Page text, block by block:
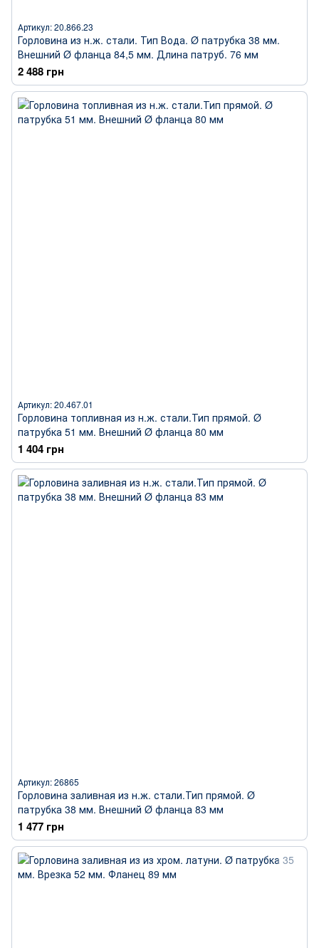
Артикул: 20.866.23
Горловина из н.ж. стали. Тип Вода. Ø патрубка 38 мм.
Внешний Ø фланца 84,5 мм. Длина патруб. 76 мм
2 488 грн
Артикул: 20.467.01
Горловина топливная из н.ж. стали.Тип прямой. Ø
патрубка 51 мм. Внешний Ø фланца 80 мм
1 404 грн
Артикул: 26865
Горловина заливная из н.ж. стали.Тип прямой. Ø
патрубка 38 мм. Внешний Ø фланца 83 мм
1 477 грн